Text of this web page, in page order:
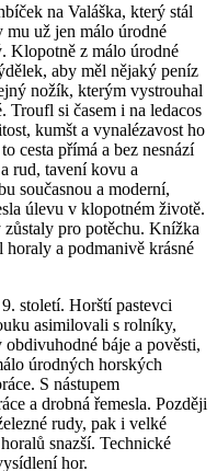
na Valáška, který stál
mu už jen málo úrodné
Klopotně z málo úrodné
aby měl nějaký peníz
nožík, kterým vystrouhal
Troufl si časem i na ledacos
kumšt a vynalézavost ho
cesta přímá a bez nesnází
rud, tavení kovu a
současnou a moderní,
úlevu v klopotném životě.
pro potěchu. Knížka
a podmanivě krásné
století. Horští pastevci
asimilovali s rolníky,
báje a pověsti,
úrodných horských
S nástupem
a drobná řemesla. Později
rudy, pak i velké
snazší. Technické
hor.